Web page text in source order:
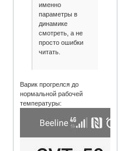
именно
параметры в
динамике
смотреть, а не
просто ошибки
читать.
Варик прогрелся до
нормальной рабочей
температуры: